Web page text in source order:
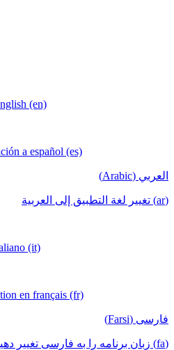
(en)
a español (es)
العربي (Arabic)
(ar) تغيير لغة التطبيق إلى العربية
(it)
en français (fr)
فارسی (Farsi)
(fa) زبان برنامه را به فارسی تغییر دهید